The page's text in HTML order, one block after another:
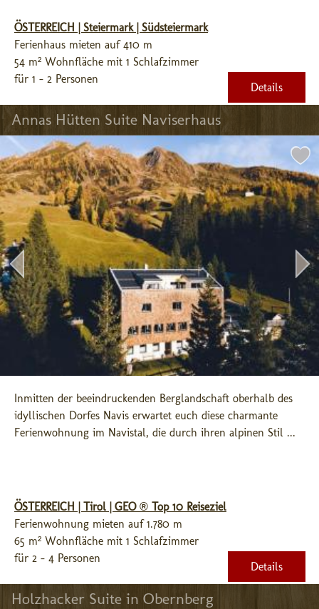
ÖSTERREICH | Steiermark | Südsteiermark
Ferienhaus mieten auf 410 m
54 m² Wohnfläche mit 1 Schlafzimmer
für 1 - 2 Personen
Details
Annas Hütten Suite Naviserhaus
Inmitten der beeindruckenden Berglandschaft oberhalb des
idyllischen Dorfes Navis erwartet euch diese charmante
Ferienwohnung im Navistal, die durch ihren alpinen Stil ...
ÖSTERREICH | Tirol | GEO ® Top 10 Reiseziel
Ferienwohnung mieten auf 1.780 m
65 m² Wohnfläche mit 1 Schlafzimmer
für 2 - 4 Personen
Details
Holzhacker Suite in Obernberg